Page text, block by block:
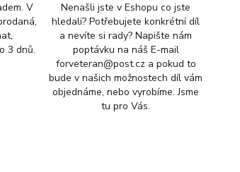
V
3 dnů.
Nenašli jste v Eshopu co jste
hledali? Potřebujete konkrétní díl
a nevíte si rady? Napište nám
poptávku na náš E-mail
forveteran@post.cz a pokud to
bude v našich možnostech díl vám
objednáme, nebo vyrobíme. Jsme
tu pro Vás.